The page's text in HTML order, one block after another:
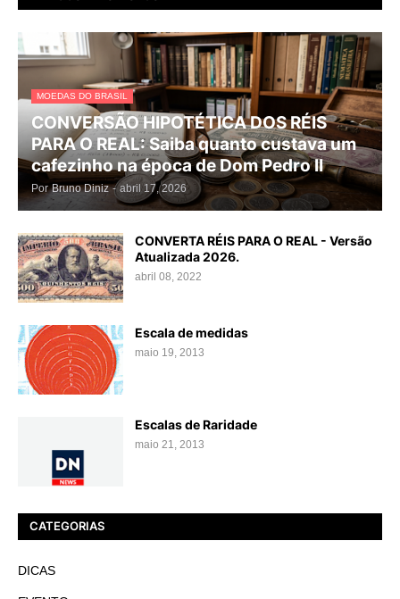
MOEDAS DO BRASIL
CONVERSÃO HIPOTÉTICA DOS RÉIS
PARA O REAL: Saiba quanto custava um
cafezinho na época de Dom Pedro II
Por Bruno Diniz - abril 17, 2026
CONVERTA RÉIS PARA O REAL - Versão
Atualizada 2026.
abril 08, 2022
Escala de medidas
maio 19, 2013
Escalas de Raridade
maio 21, 2013
CATEGORIAS
DICAS